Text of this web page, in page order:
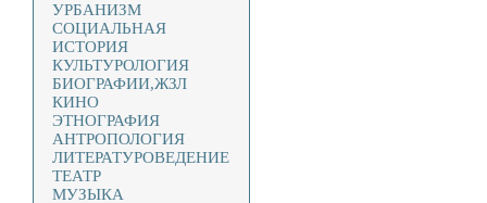
УРБАНИЗМ
СОЦИАЛЬНАЯ
ИСТОРИЯ
КУЛЬТУРОЛОГИЯ
БИОГРАФИИ,ЖЗЛ
КИНО
ЭТНОГРАФИЯ
АНТРОПОЛОГИЯ
ЛИТЕРАТУРОВЕДЕНИЕ
ТЕАТР
МУЗЫКА